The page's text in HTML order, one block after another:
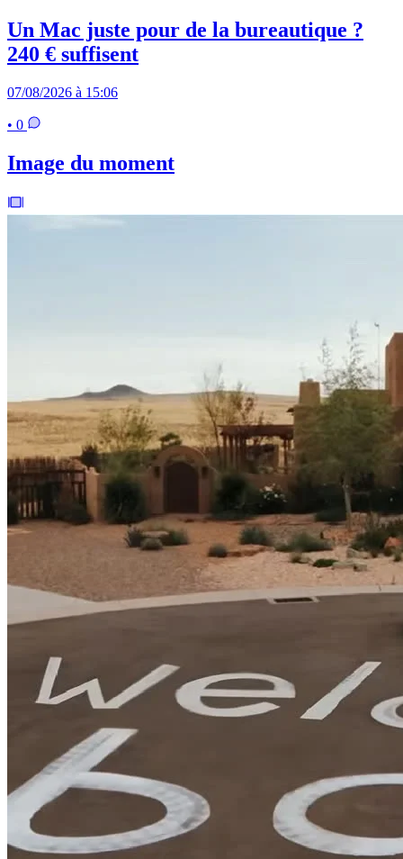
Un Mac juste pour de la bureautique ?
240 € suffisent
07/08/2026 à 15:06
• 0
Image du moment